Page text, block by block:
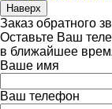
Наверх
Заказ обратного
Оставьте Ваш
в ближайшее
Ваше имя
Ваш телефон